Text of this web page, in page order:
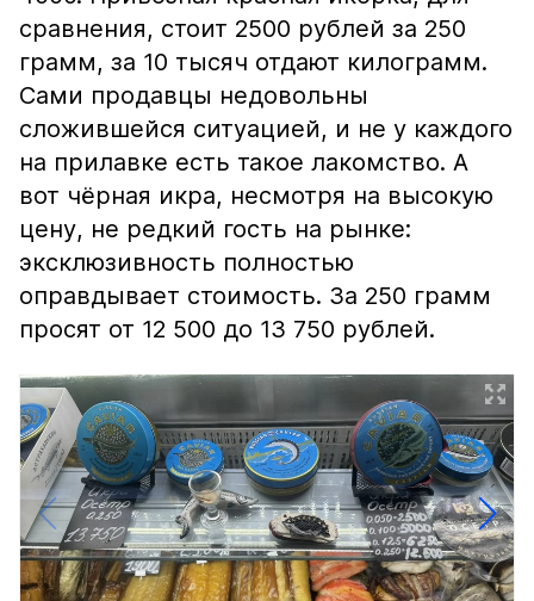
сравнения, стоит 2500 рублей за 250
грамм, за 10 тысяч отдают килограмм.
Сами продавцы недовольны
сложившейся ситуацией, и не у каждого
на прилавке есть такое лакомство. А
вот чёрная икра, несмотря на высокую
цену, не редкий гость на рынке:
эксклюзивность полностью
оправдывает стоимость. За 250 грамм
просят от 12 500 до 13 750 рублей.